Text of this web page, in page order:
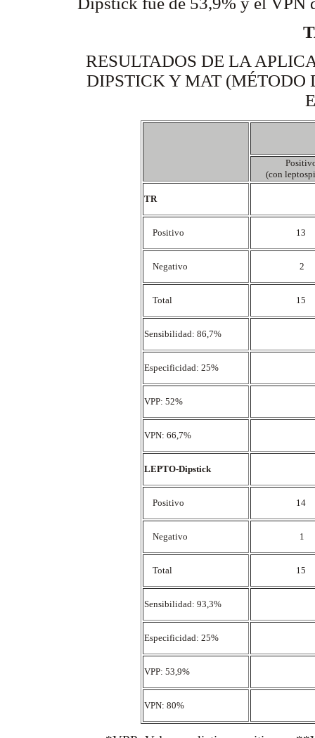
RESULTADOS DE LA
DIPSTICK Y MAT (MÉTODO
(con
TR
Positivo 13
Negativo 2
Total 15
Sensibilidad: 86,7%
Especificidad: 25%
VPP: 52%
VPN: 66,7%
LEPTO-Dipstick
Positivo 14
Negativo 1
Total 15
Sensibilidad: 93,3%
Especificidad: 25%
VPP: 53,9%
VPN: 80%